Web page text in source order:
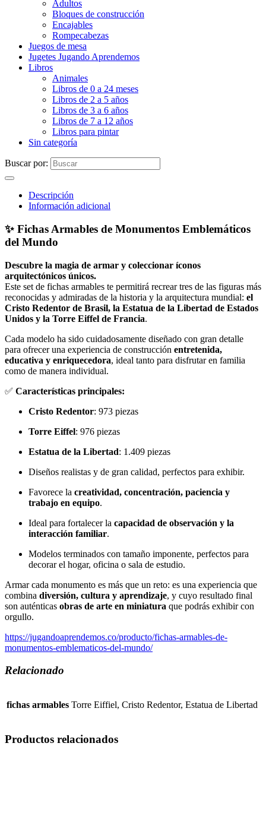
Adultos
Bloques de construcción
Encajables
Rompecabezas
Juegos de mesa
Jugetes Jugando Aprendemos
Libros
Animales
Libros de 0 a 24 meses
Libros de 2 a 5 años
Libros de 3 a 6 años
Libros de 7 a 12 años
Libros para pintar
Sin categoría
Buscar por:
Descripción
Información adicional
✨ Fichas Armables de Monumentos Emblemáticos
del Mundo
Descubre la magia de armar y coleccionar íconos
arquitectónicos únicos.
Este set de fichas armables te permitirá recrear tres de las figuras más
reconocidas y admiradas de la historia y la arquitectura mundial: el
Cristo Redentor de Brasil, la Estatua de la Libertad de Estados
Unidos y la Torre Eiffel de Francia.
Cada modelo ha sido cuidadosamente diseñado con gran detalle
para ofrecer una experiencia de construcción entretenida,
educativa y enriquecedora, ideal tanto para disfrutar en familia
como de manera individual.
✅ Características principales:
Cristo Redentor: 973 piezas
Torre Eiffel: 976 piezas
Estatua de la Libertad: 1.409 piezas
Diseños realistas y de gran calidad, perfectos para exhibir.
Favorece la creatividad, concentración, paciencia y
trabajo en equipo.
Ideal para fortalecer la capacidad de observación y la
interacción familiar.
Modelos terminados con tamaño imponente, perfectos para
decorar el hogar, oficina o sala de estudio.
Armar cada monumento es más que un reto: es una experiencia que
combina diversión, cultura y aprendizaje, y cuyo resultado final
son auténticas obras de arte en miniatura que podrás exhibir con
orgullo.
https://jugandoaprendemos.co/producto/fichas-armables-de-
monumentos-emblematicos-del-mundo/
Relacionado
fichas armables Torre Eiffiel, Cristo Redentor, Estatua de Libertad
Productos relacionados